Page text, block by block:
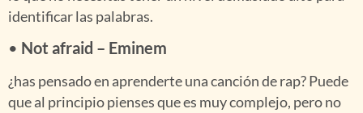
identificar las palabras.
• Not afraid – Eminem
¿has pensado en aprenderte una canción de rap? Puede
que al principio pienses que es muy complejo, pero no